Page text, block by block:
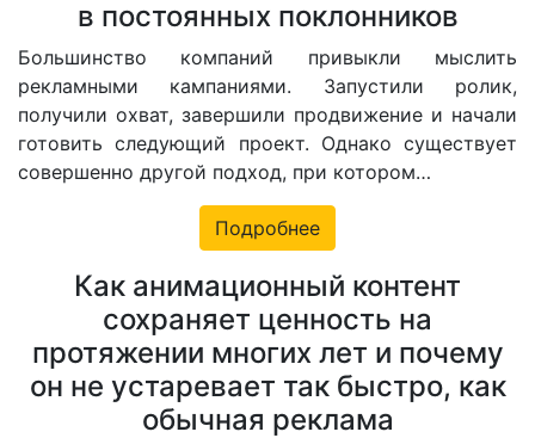
в постоянных поклонников
Большинство компаний привыкли мыслить
рекламными кампаниями. Запустили ролик,
получили охват, завершили продвижение и начали
готовить следующий проект. Однако существует
совершенно другой подход, при котором…
Подробнее
Как анимационный контент
сохраняет ценность на
протяжении многих лет и почему
он не устаревает так быстро, как
обычная реклама